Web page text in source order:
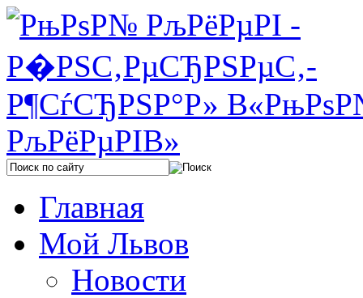
Главная
Мой Львов
Новости